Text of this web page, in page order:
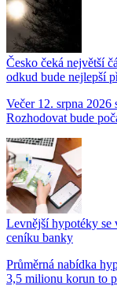
Česko čeká největší
odkud bude nejlepší
Večer 12. srpna 2026
Rozhodovat bude
Levnější hypotéky se
ceníku banky
Průměrná nabídka
3,5 milionu korun to